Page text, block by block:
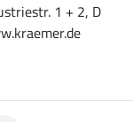
1 + 2, D